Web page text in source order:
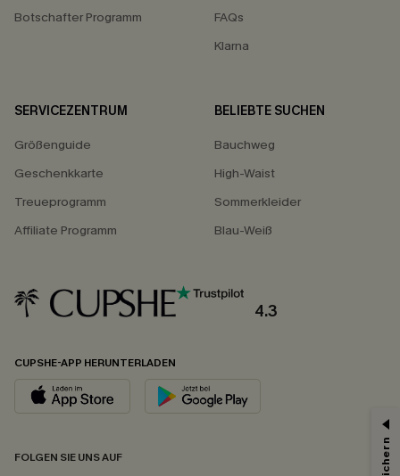
Botschafter Programm
FAQs
Klarna
SERVICEZENTRUM
Größenguide
Geschenkkarte
Treueprogramm
Affiliate Programm
BELIEBTE SUCHEN
Bauchweg
High-Waist
Sommerkleider
Blau-Weiß
4.3
CUPSHE-APP HERUNTERLADEN
FOLGEN SIE UNS AUF